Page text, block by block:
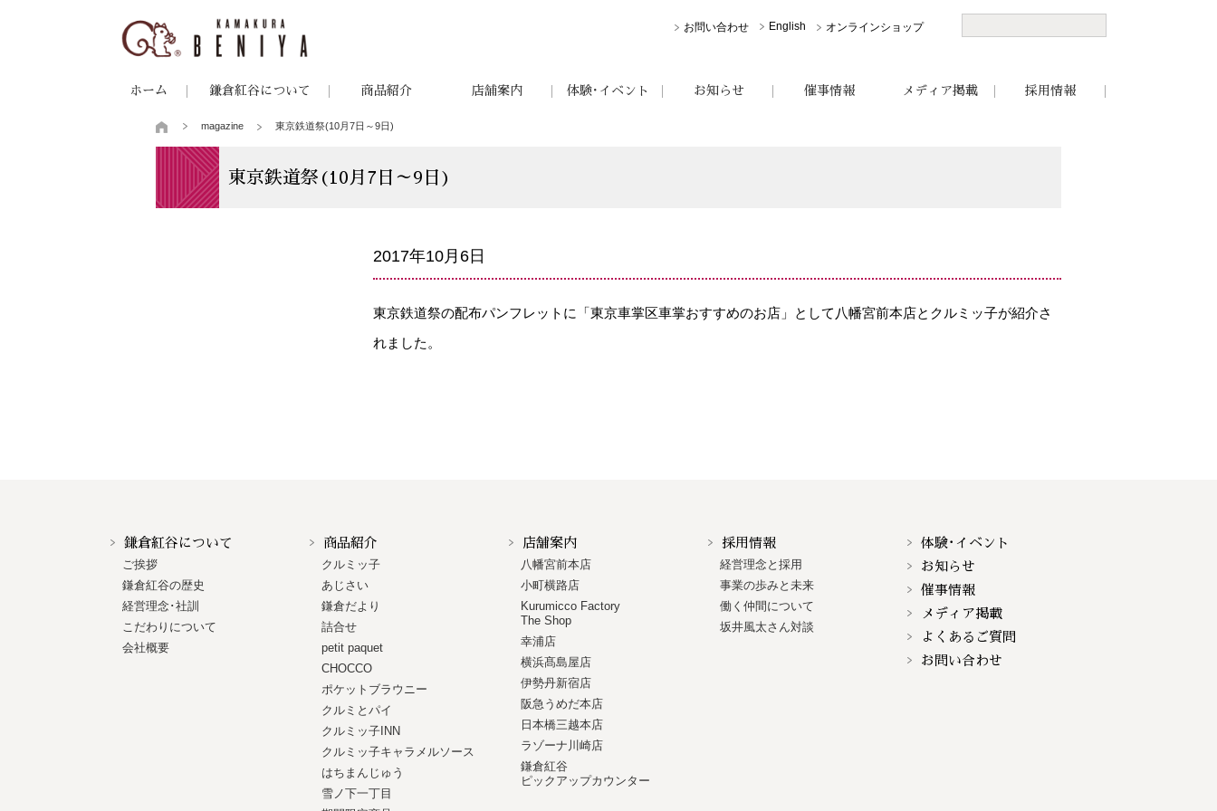
お問い合わせ English オンラインショップ
ホーム 鎌倉紅谷について 商品紹介 店舗案内 体験･イベント お知らせ 催事情報 メディア掲載 採用情報
magazine 東京鉄道祭(10月7日～9日)
東京鉄道祭(10月7日～9日)
2017年10月6日
東京鉄道祭の配布パンフレットに「東京車掌区車掌おすすめのお店」として八幡宮前本店とクルミッ子が紹介さ
れました。
鎌倉紅谷について
ご挨拶
鎌倉紅谷の歴史
経営理念･社訓
こだわりについて
会社概要
商品紹介
クルミッ子
あじさい
鎌倉だより
詰合せ
petit paquet
CHOCCO
ポケットブラウニー
クルミとパイ
クルミッ子INN
クルミッ子キャラメルソース
はちまんじゅう
雪ノ下一丁目
店舗案内
八幡宮前本店
小町横路店
Kurumicco Factory
The Shop
幸浦店
横浜髙島屋店
伊勢丹新宿店
阪急うめだ本店
日本橋三越本店
ラゾーナ川崎店
鎌倉紅谷
ピックアップカウンター
採用情報
経営理念と採用
事業の歩みと未来
働く仲間について
坂井風太さん対談
体験･イベント
お知らせ
催事情報
メディア掲載
よくあるご質問
お問い合わせ